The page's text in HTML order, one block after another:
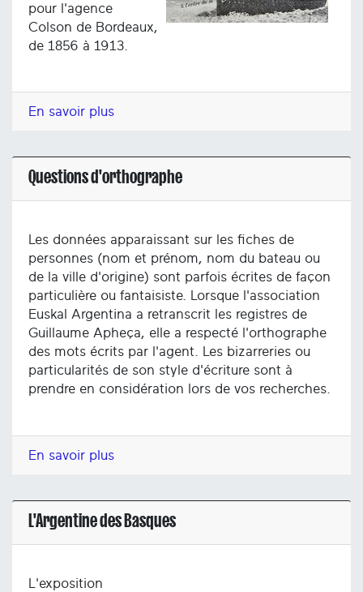
pour l'agence
Colson de Bordeaux,
de 1856 à 1913.
En savoir plus
Questions d'orthographe
Les données apparaissant sur les fiches de
personnes (nom et prénom, nom du bateau ou
de la ville d'origine) sont parfois écrites de façon
particulière ou fantaisiste. Lorsque l'association
Euskal Argentina a retranscrit les registres de
Guillaume Apheça, elle a respecté l'orthographe
des mots écrits par l'agent. Les bizarreries ou
particularités de son style d'écriture sont à
prendre en considération lors de vos recherches.
En savoir plus
L'Argentine des Basques
L'exposition